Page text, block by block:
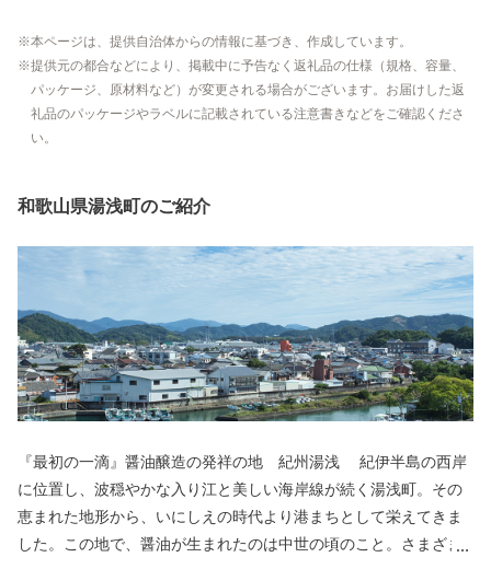
本ページは、提供自治体からの情報に基づき、作成しています。
提供元の都合などにより、掲載中に予告なく返礼品の仕様（規格、容量、
パッケージ、原材料など）が変更される場合がございます。お届けした返
礼品のパッケージやラベルに記載されている注意書きなどをご確認くださ
い。
和歌山県湯浅町のご紹介
『最初の一滴』醤油醸造の発祥の地 紀州湯浅 紀伊半島の西岸
に位置し、波穏やかな入り江と美しい海岸線が続く湯浅町。その
恵まれた地形から、いにしえの時代より港まちとして栄えてきま
した。この地で、醤油が生まれたのは中世の頃のこと。さまざま